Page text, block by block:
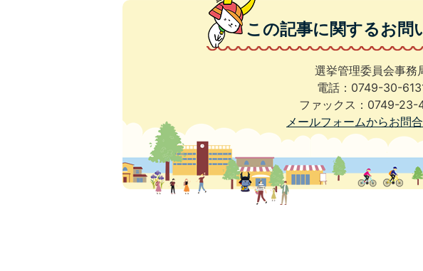
この記事に関するお問
選挙管理委員会事務
電話：0749-30-
ファックス：0749-23-
メールフォームからお問